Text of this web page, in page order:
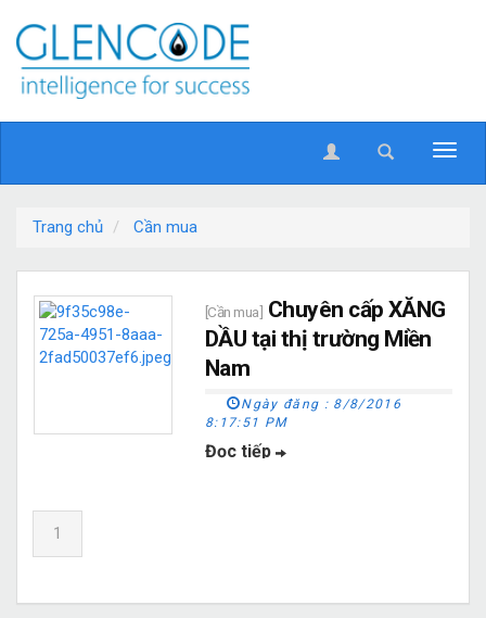
Trang chủ Cần mua
[Cần mua] Chuyên cấp XĂNG
DẦU tại thị trường Miền
Nam
Ngày đăng : 8/8/2016
8:17:51 PM
Đọc tiếp
1